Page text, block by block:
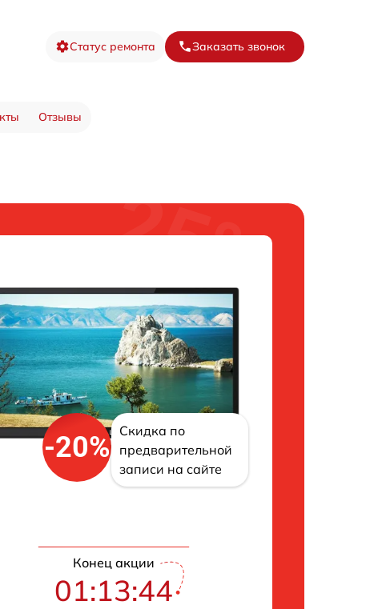
Статус ремонта Заказать звонок
Отзывы
-20%
Скидка по
предварительной
записи на сайте
Конец акции
01:13:43